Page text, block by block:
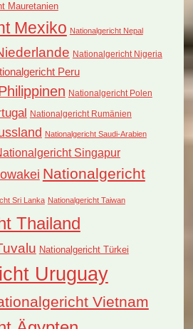
Mauretanien
Mexiko Nationalgericht Nepal
Nationalgericht Nigeria
Peru
Nationalgericht Polen
Nationalgericht Rumänien
Nationalgericht Saudi-Arabien
Singapur
Nationalgericht
Sri Lanka Nationalgericht Taiwan
Thailand
Nationalgericht Türkei
Uruguay
Vietnam